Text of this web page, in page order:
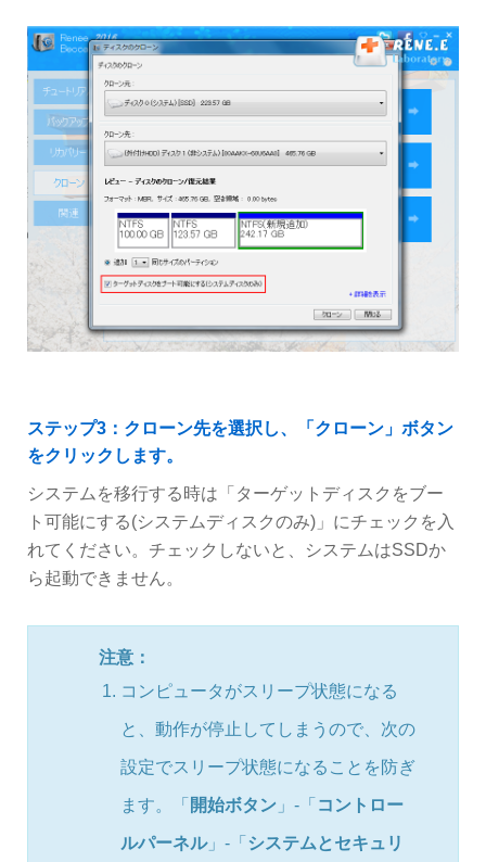
ステップ3：クローン先を選択し、「クローン」ボタン
をクリックします。
システムを移行する時は「ターゲットディスクをブー
ト可能にする(システムディスクのみ)」にチェックを入
れてください。チェックしないと、システムはSSDか
ら起動できません。
注意：
コンピュータがスリープ状態になる
と、動作が停止してしまうので、次の
設定でスリープ状態になることを防ぎ
ます。「 開始ボタン 」-「 コントロー
ルパーネル」-「 システムとセキュリ